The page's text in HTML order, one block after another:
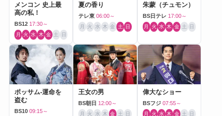
メンコン 史上最
高の私！
BS12 17:30～
月 火 水 木 金 土 日
夏の香り
テレ東 06:00～
月 火 水 木 金 土 日
朱蒙（チュモン）
BS日テレ 17:00～
月 火 水 木 金 土 日
ポッサム-運命を
盗む
BS10 09:15～
王女の男
BS朝日 12:00～
月 火 水 木 金 土 日
偉大なショー
BSフジ 07:55～
月 火 水 木 金 土 日